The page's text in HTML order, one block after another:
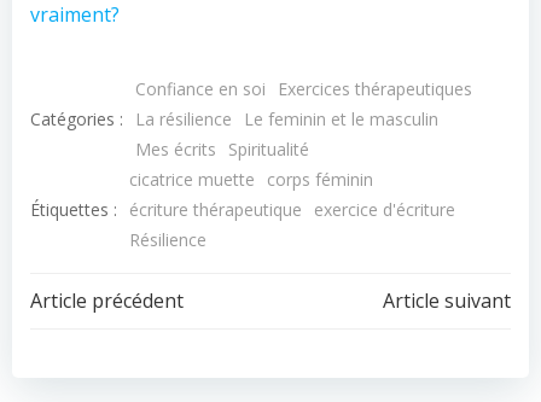
vraiment?
Catégories :
Confiance en soi
Exercices thérapeutiques
La résilience
Le feminin et le masculin
Mes écrits
Spiritualité
Étiquettes :
cicatrice muette
corps féminin
écriture thérapeutique
exercice d'écriture
Résilience
Article précédent Article suivant